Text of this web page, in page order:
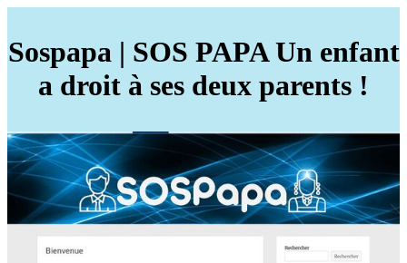
Sospapa | SOS PAPA Un enfant
a droit à ses deux parents !